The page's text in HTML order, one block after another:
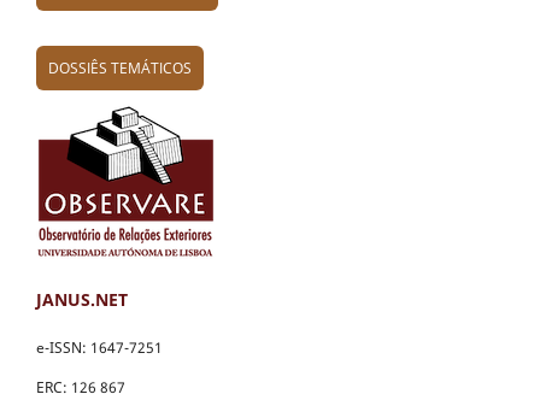
DOSSIÊS TEMÁTICOS
JANUS.NET
e-ISSN: 1647-7251
ERC: 126 867